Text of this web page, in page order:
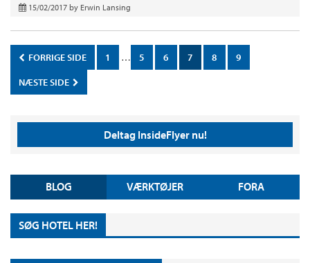
15/02/2017 by Erwin Lansing
FORRIGE SIDE 1 … 5 6 7 8
9
NÆSTE SIDE
Deltag InsideFlyer nu!
BLOG VÆRKTØJER FORA
SØG HOTEL HER!